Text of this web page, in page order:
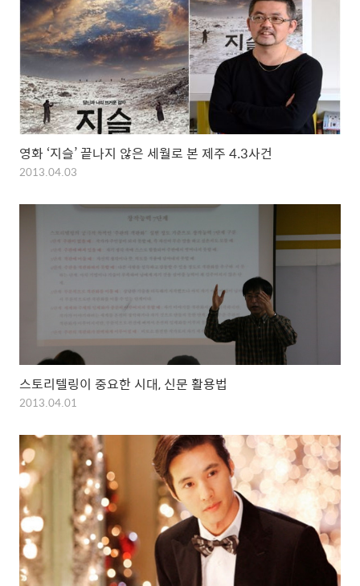
영화 ‘지슬’ 끝나지 않은 세월로 본 제주 4.3사건
2013.04.03
스토리텔링이 중요한 시대, 신문 활용법
2013.04.01